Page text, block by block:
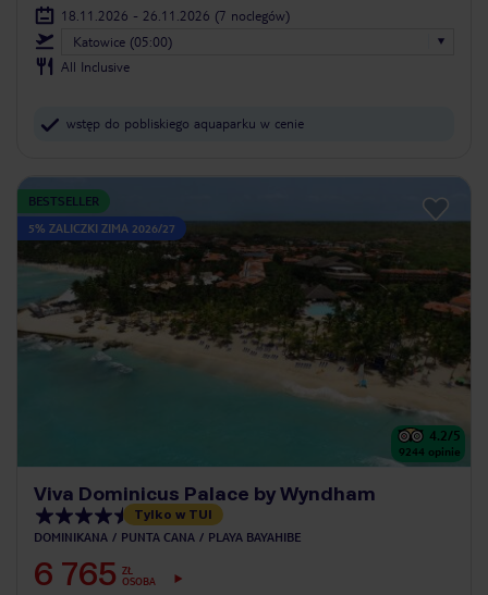
18.11.2026 - 26.11.2026 (7 noclegów)
Katowice (05:00)
All Inclusive
wstęp do pobliskiego aquaparku w cenie
BESTSELLER
5% ZALICZKI ZIMA 2026/27
4.2/5
9244 opinie
Viva Dominicus Palace by Wyndham
Tylko w TUI
DOMINIKANA PUNTA CANA PLAYA BAYAHIBE
6 765 ZŁ
OSOBA